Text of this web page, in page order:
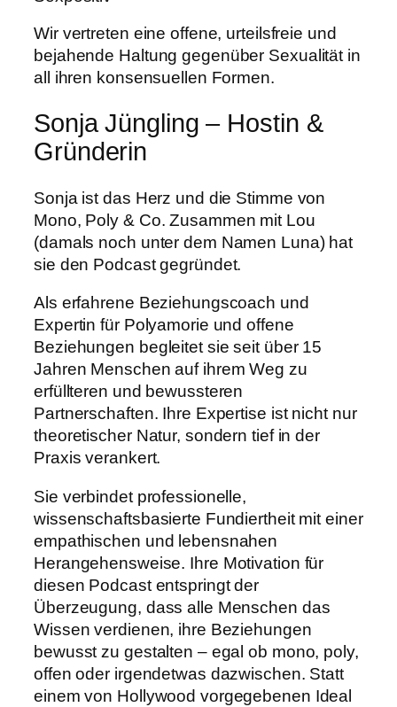
Wir vertreten eine offene, urteilsfreie und
bejahende Haltung gegenüber Sexualität in
all ihren konsensuellen Formen.
Sonja Jüngling – Hostin &
Gründerin
Sonja ist das Herz und die Stimme von
Mono, Poly & Co. Zusammen mit Lou
(damals noch unter dem Namen Luna) hat
sie den Podcast gegründet.
Als erfahrene Beziehungscoach und
Expertin für Polyamorie und offene
Beziehungen begleitet sie seit über 15
Jahren Menschen auf ihrem Weg zu
erfüllteren und bewussteren
Partnerschaften. Ihre Expertise ist nicht nur
theoretischer Natur, sondern tief in der
Praxis verankert.
Sie verbindet professionelle,
wissenschaftsbasierte Fundiertheit mit einer
empathischen und lebensnahen
Herangehensweise. Ihre Motivation für
diesen Podcast entspringt der
Überzeugung, dass alle Menschen das
Wissen verdienen, ihre Beziehungen
bewusst zu gestalten – egal ob mono, poly,
offen oder irgendetwas dazwischen. Statt
einem von Hollywood vorgegebenen Ideal